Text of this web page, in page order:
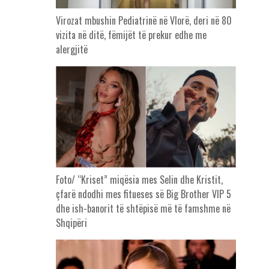
Virozat mbushin Pediatrinë në Vlorë, deri në 80
vizita në ditë, fëmijët të prekur edhe me
alergjitë
Foto/ “Kriset” miqësia mes Selin dhe Kristit,
çfarë ndodhi mes fitueses së Big Brother VIP 5
dhe ish-banorit të shtëpisë më të famshme në
Shqipëri